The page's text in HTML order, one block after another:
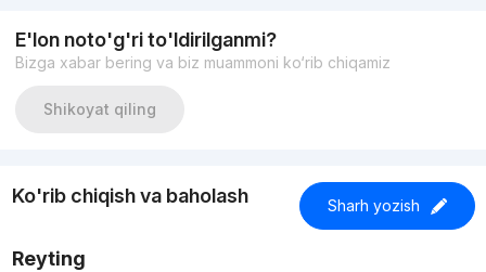
E'lon noto'g'ri to'ldirilganmi?
Bizga xabar bering va biz muammoni ko‘rib chiqamiz
Shikoyat qiling
Ko'rib chiqish va baholash Sharh yozish
Reyting